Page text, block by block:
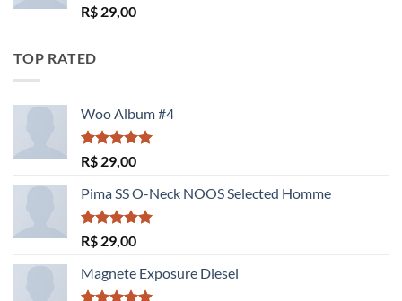
Avaliação
4.00
de
R$ 29,00
TOP RATED
Woo Album #4
Avaliação
5.00
de 5
R$ 29,00
Pima SS O-Neck NOOS Selected Homme
Avaliação
5.00
de 5
R$ 29,00
Magnete Exposure Diesel